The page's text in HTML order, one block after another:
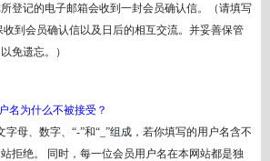
登记的电子邮箱会收到一封会员确认信。（请填写
到会员确认信以及日后的相互交流。并妥善保管
免遗忘。）
名为什么不被接受？
字母、数字、“-”和“_”组成，若你填写的用户名含不
拒绝。 同时，每一位会员用户名在本网站都是独